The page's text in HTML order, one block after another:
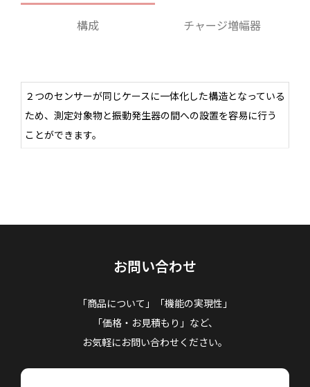
構成 チャージ増幅器
２つのセンサーが同じケースに一体化した構造となっている
ため、測定対象物と振動発生器の間への設置を容易に行う
ことができます。
お問い合わせ
「商品について」「機能の実現性」
「価格・お見積もり」など、
お気軽にお問い合わせください。